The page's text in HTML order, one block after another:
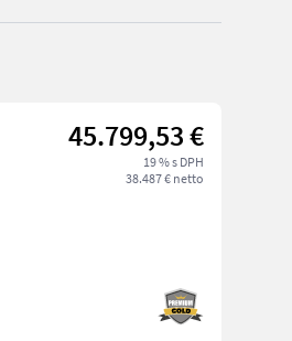
45.799,53 €
19 % s DPH
38.487 € netto